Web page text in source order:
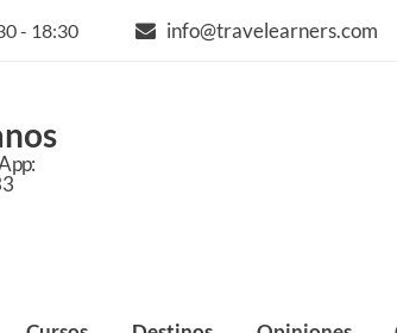
info@travelearners.com
- 18:30